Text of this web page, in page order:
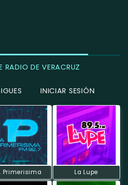
RADIO DE VERACRUZ
INICIAR SESIÓN
Primerisima La Lupe